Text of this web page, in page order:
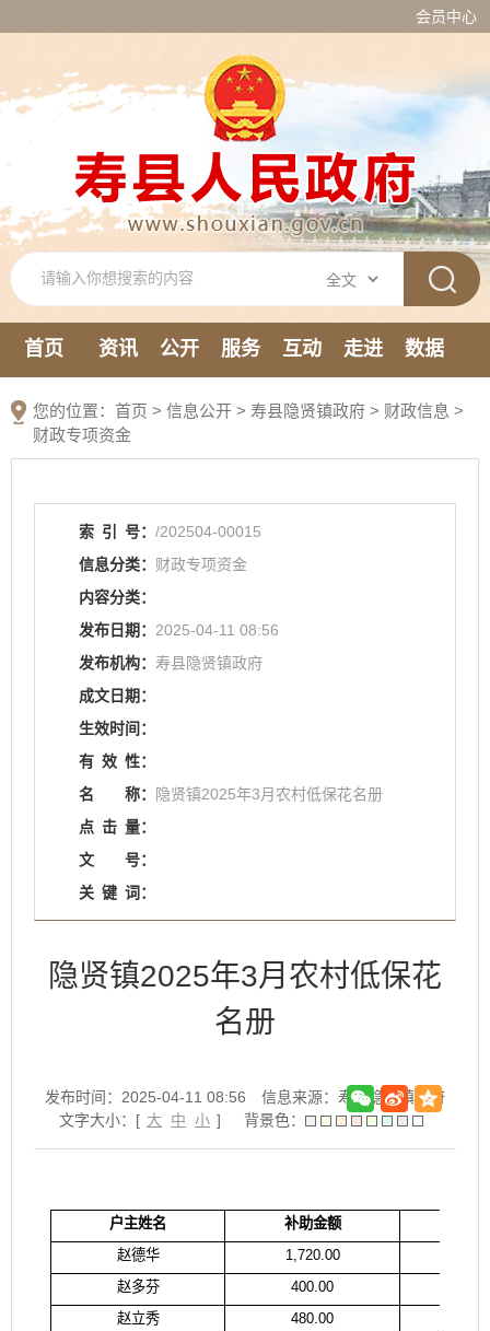
会员中心
首页 资讯 公开 服务 互动 走进
数据
您的位置： 首页 > 信息公开 > 寿县隐贤镇政府 > 财政信息 >
财政专项资金
索 引 号： /202504-00015
信息分类： 财政专项资金
内容分类：
发布日期： 2025-04-11 08:56
发布机构： 寿县隐贤镇政府
成文日期：
生效时间：
有 效 性：
名
称：
隐贤镇2025年3月农村低保花名册
点 击 量：
文
号：
关 键 词：
隐贤镇2025年3月农村低保花
名册
发布时间：2025-04-11 08:56
信息来源：寿县隐贤镇政府
文字大小：[ 大 中 小 ] 背景色：
户主姓名 补助金额
赵德华
1,720.00
赵多芬
400.00
赵立秀
480.00